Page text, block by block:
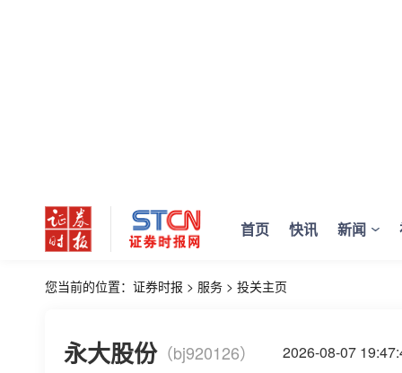
首页 快讯 新闻
您当前的位置： 证券时报 > 服务 > 投关主页
永大股份（bj920126） 2026-08-07